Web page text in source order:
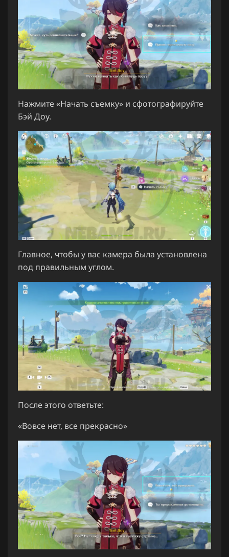
Нажмите «Начать съемку» и сфотографируйте
Бэй Доу.
Главное, чтобы у вас камера была установлена
под правильным углом.
После этого ответьте:
«Вовсе нет, все прекрасно»